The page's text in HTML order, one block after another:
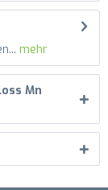
mehr
Mn